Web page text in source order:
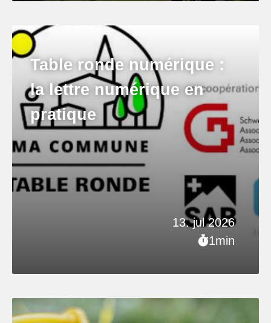
13. jul 2026
1min
Table ronde numérique :
la lettre numérique en
pratique